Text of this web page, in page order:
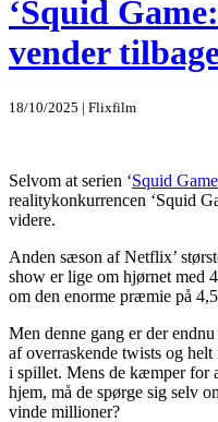
‘Squid
vender
18/10/2025 | Flixfilm
Selvom at serien ‘Squid Game
realitykonkurrencen ‘Squid
videre.
Anden sæson af Netflix’
show er lige om hjørnet med
om den enorme præmie på
Men denne gang er der
af overraskende twists og
i spillet. Mens de kæmper for
hjem, må de spørge sig selv
vinde millioner?